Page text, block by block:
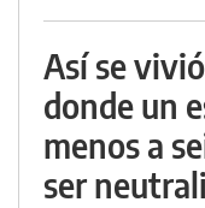
Así se
donde un
menos a
ser